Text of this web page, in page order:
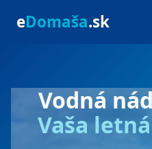
eDomaša.sk
Vodná
Vaša